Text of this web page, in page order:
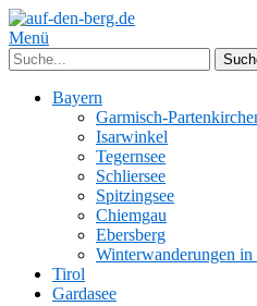
Menü
Bayern
Garmisch-
Isarwinkel
Tegernsee
Schliersee
Spitzingsee
Chiemgau
Ebersberg
Winterwanderungen in
Tirol
Gardasee